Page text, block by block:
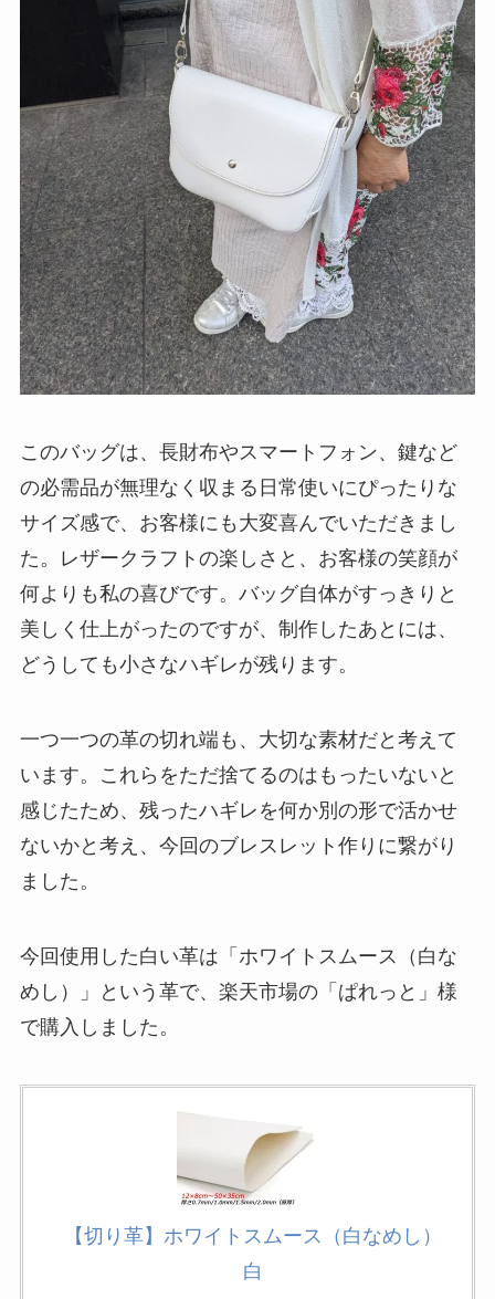
このバッグは、長財布やスマートフォン、鍵など
の必需品が無理なく収まる日常使いにぴったりな
サイズ感で、お客様にも大変喜んでいただきまし
た。レザークラフトの楽しさと、お客様の笑顔が
何よりも私の喜びです。バッグ自体がすっきりと
美しく仕上がったのですが、制作したあとには、
どうしても小さなハギレが残ります。
一つ一つの革の切れ端も、大切な素材だと考えて
います。これらをただ捨てるのはもったいないと
感じたため、残ったハギレを何か別の形で活かせ
ないかと考え、今回のブレスレット作りに繋がり
ました。
今回使用した白い革は「ホワイトスムース（白な
めし）」という革で、楽天市場の「ぱれっと」様
で購入しました。
【切り革】ホワイトスムース（白なめし）
白